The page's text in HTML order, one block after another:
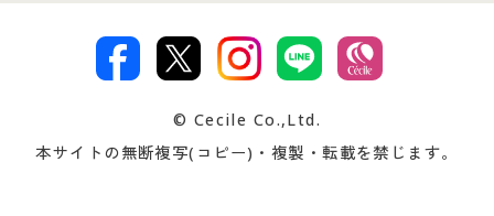
著作権・商標について 会社案内
プレゼント＆キャンペーン サイトマップ
交換・返品は お支払は
ついて
忘れの場合
© Cecile Co.,Ltd.
本サイトの無断複写(コピー)・複製・転載を禁じます。